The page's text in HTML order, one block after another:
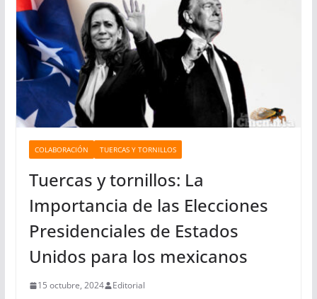
r
í
a
s
COLABORACIÓN TUERCAS Y TORNILLOS
Tuercas y tornillos: La
Importancia de las Elecciones
Presidenciales de Estados
Unidos para los mexicanos
15 octubre, 2024 Editorial